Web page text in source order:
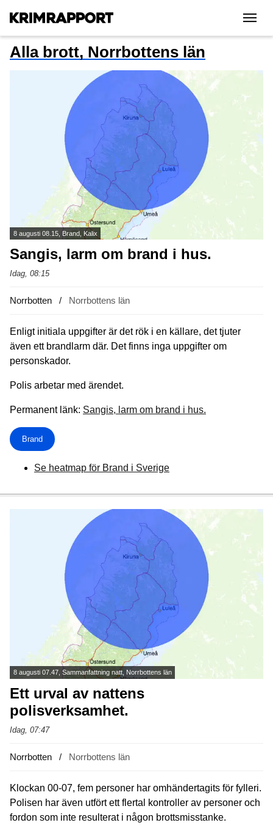
|||
Alla brott, Norrbottens län
8 augusti 08.15, Brand, Kalix
Sangis, larm om brand i hus.
Idag, 08:15
Norrbotten Norrbottens län
Enligt initiala uppgifter är det rök i en källare, det tjuter
även ett brandlarm där. Det finns inga uppgifter om
personskador.
Polis arbetar med ärendet.
Permanent länk: Sangis, larm om brand i hus.
Brand
Se heatmap för Brand i Sverige
8 augusti 07.47, Sammanfattning natt, Norrbottens län
Ett urval av nattens
polisverksamhet.
Idag, 07:47
Norrbotten Norrbottens län
Klockan 00-07, fem personer har omhändertagits för fylleri.
Polisen har även utfört ett flertal kontroller av personer och
fordon som inte resulterat i någon brottsmisstanke.